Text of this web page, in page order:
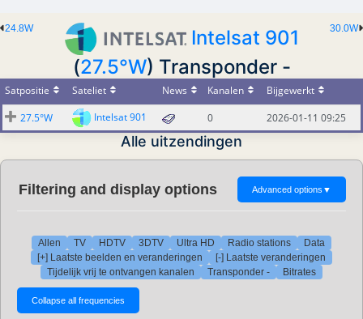
30.0W
24.8W
Intelsat 901
(27.5°W) Transponder -
Satpositie Sateliet News Kanalen
Bijgewerkt
27.5°W
Intelsat 901 0 2026-01-11 09:25
Alle uitzendingen
Filtering and display options Advanced options ▼
Allen TV HDTV 3DTV Ultra HD Radio stations
Data
[+] Laatste beelden en veranderingen
[-] Laatste veranderingen
Tijdelijk vrij te ontvangen kanalen
Transponder - Bitrates